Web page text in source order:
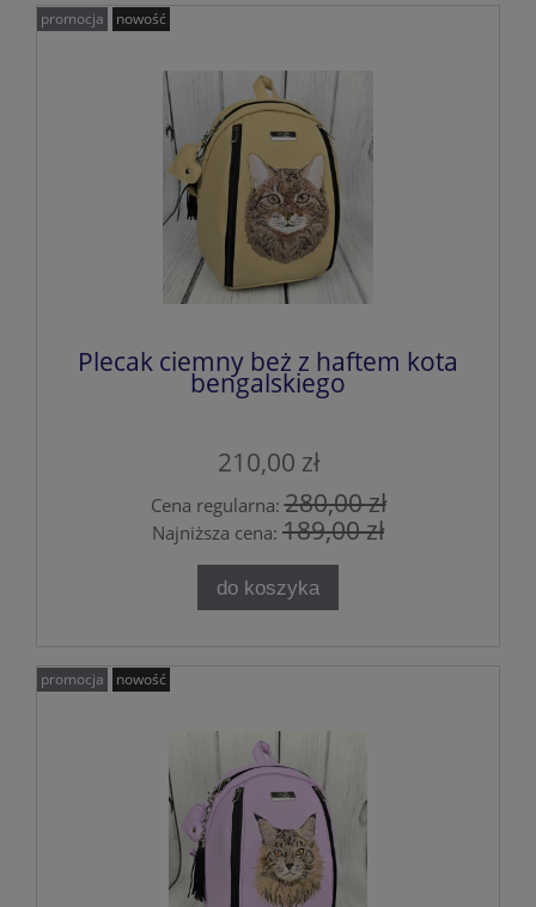
Plecak ciemny beż z haftem kota
bengalskiego
210,00 zł
Cena regularna:280,00 zł
Najniższa cena: 189,00 zł
do koszyka
promocja nowość
promocja nowość